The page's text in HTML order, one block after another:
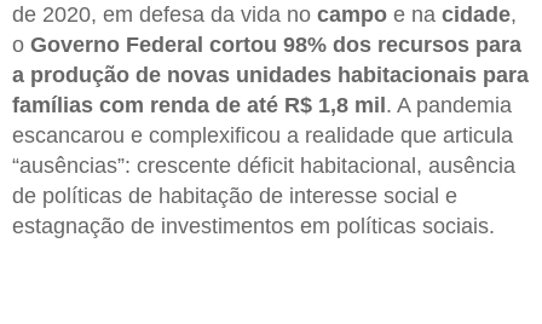
de 2020, em defesa da vida no campo e na cidade,
o Governo Federal cortou 98% dos recursos para
a produção de novas unidades habitacionais para
famílias com renda de até R$ 1,8 mil. A pandemia
escancarou e complexificou a realidade que articula
“ausências”: crescente déficit habitacional, ausência
de políticas de habitação de interesse social e
estagnação de investimentos em políticas sociais.